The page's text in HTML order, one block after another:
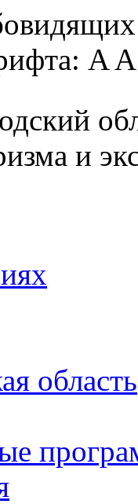
A A
и
область